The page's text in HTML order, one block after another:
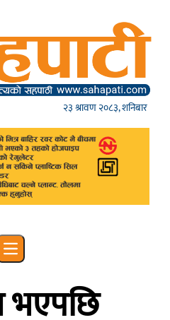
२३ श्रावण २०८३, शनिबार
Open main menu
भएपछि